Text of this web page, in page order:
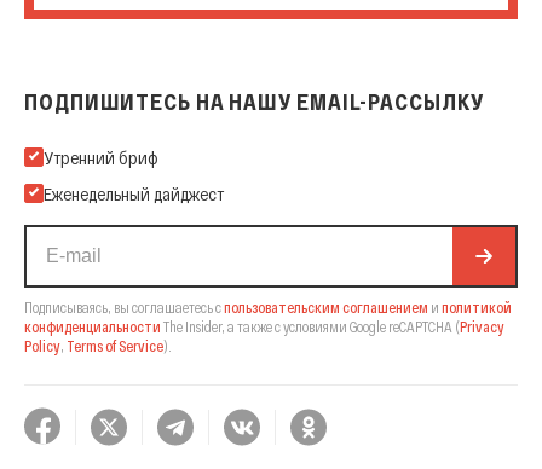
ПОДПИШИТЕСЬ НА НАШУ EMAIL-РАССЫЛКУ
Подпишитесь на нашу Email-рассылку
Утренний бриф
Еженедельный дайджест
Подписываясь, вы соглашаетесь спользовательским соглашением и политикой
конфиденциальности The Insider, а также с условиями Google reCAPTCHA (Privacy
Policy Terms of Service).